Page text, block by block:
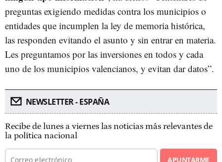
preguntas exigiendo medidas contra los municipios o
entidades que incumplen la ley de memoria histórica,
las responden evitando el asunto y sin entrar en materia.
Les preguntamos por las inversiones en todos y cada
uno de los municipios valencianos, y evitan dar datos”.
NEWSLETTER - ESPAÑA
Recibe de lunes a viernes las noticias más relevantes de
la política nacional
APUNTARME